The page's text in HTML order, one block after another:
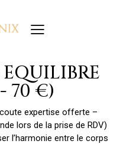
70 €)
expertise offerte –
lors de la prise de RDV)
l’harmonie entre le corps